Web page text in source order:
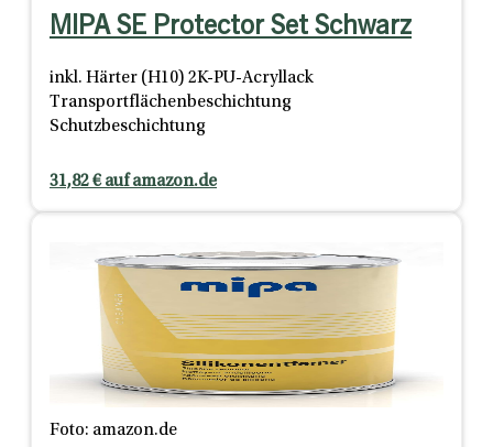
MIPA SE Protector Set Schwarz
inkl. Härter (H10) 2K-PU-Acryllack
Transportflächenbeschichtung
Schutzbeschichtung
31,82 € auf amazon.de
Foto: amazon.de